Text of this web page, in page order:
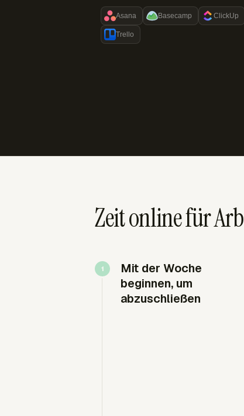
Asana Basecamp ClickUp
Trello
Zeit online für
Mit der Woche
beginnen, um
abzuschließen